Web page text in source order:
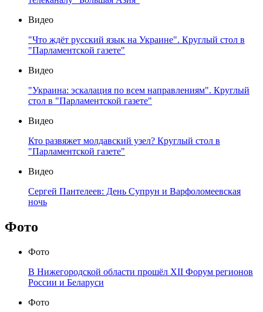
Видео
"Что ждёт русский язык на Украине". Круглый стол в
"Парламентской газете"
Видео
"Украина: эскалация по всем направлениям". Круглый
стол в "Парламентской газете"
Видео
Кто развяжет молдавский узел? Круглый стол в
"Парламентской газете"
Видео
Сергей Пантелеев: День Супрун и Варфоломеевская
ночь
Фото
Фото
В Нижегородской области прошёл XII Форум регионов
России и Беларуси
Фото